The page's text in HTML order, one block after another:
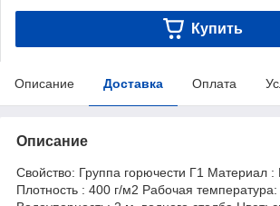
Купить
Описание Доставка Оплата
Описание
Свойство: Группа горючести Г1 Материал
Плотность : 400 г/м2 Рабочая